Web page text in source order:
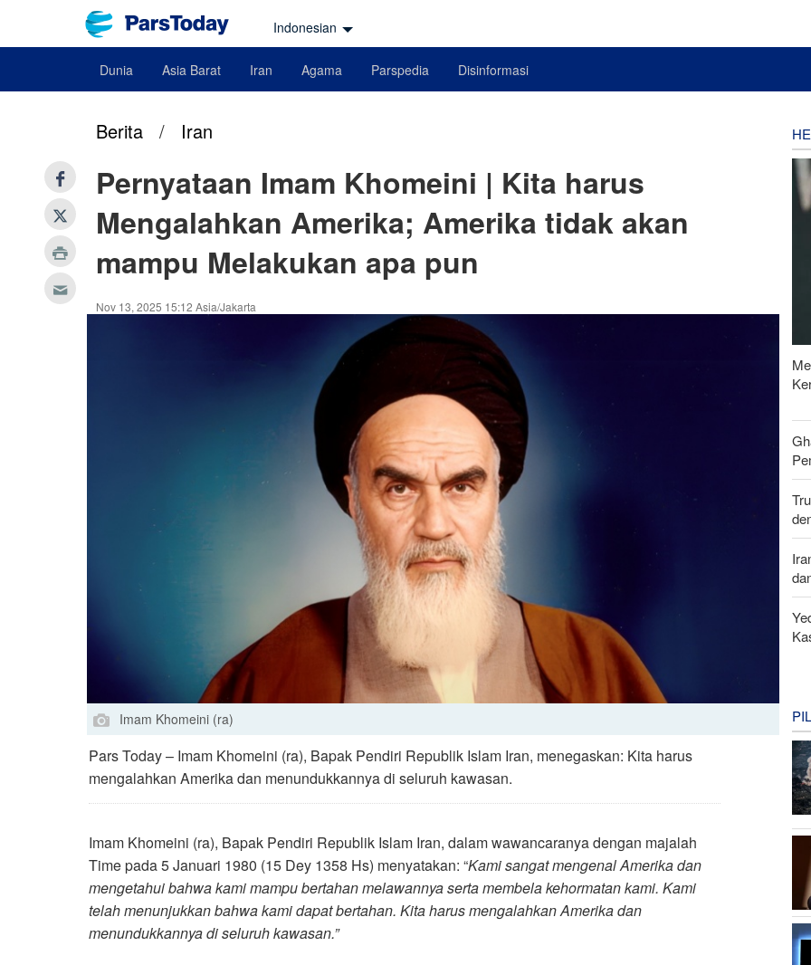
Indonesian
Dunia Asia Barat Iran Agama Parspedia Disinformasi
Berita / Iran
Pernyataan Imam Khomeini | Kita harus
Mengalahkan Amerika; Amerika tidak akan
mampu Melakukan apa pun
Nov 13, 2025 15:12 Asia/Jakarta
Imam Khomeini (ra)
Pars Today – Imam Khomeini (ra), Bapak Pendiri Republik Islam Iran, menegaskan: Kita harus
mengalahkan Amerika dan menundukkannya di seluruh kawasan.
Imam Khomeini (ra), Bapak Pendiri Republik Islam Iran, dalam wawancaranya dengan majalah
Time pada 5 Januari 1980 (15 Dey 1358 Hs) menyatakan: “Kami sangat mengenal Amerika dan
mengetahui bahwa kami mampu bertahan melawannya serta membela kehormatan kami. Kami
telah menunjukkan bahwa kami dapat bertahan. Kita harus mengalahkan Amerika dan
menundukkannya di seluruh kawasan.”